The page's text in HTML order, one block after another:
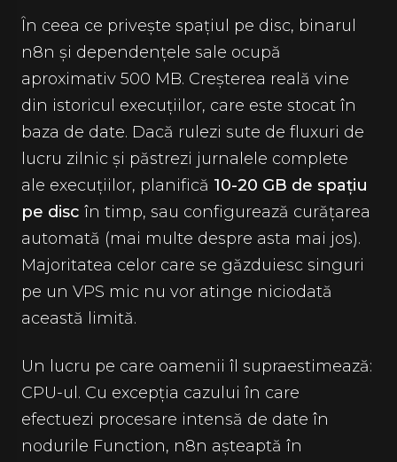
În ceea ce privește spațiul pe disc, binarul
n8n și dependențele sale ocupă
aproximativ 500 MB. Creșterea reală vine
din istoricul execuțiilor, care este stocat în
baza de date. Dacă rulezi sute de fluxuri de
lucru zilnic și păstrezi jurnalele complete
ale execuțiilor, planifică 10-20 GB de spațiu
pe disc în timp, sau configurează curățarea
automată (mai multe despre asta mai jos).
Majoritatea celor care se găzduiesc singuri
pe un VPS mic nu vor atinge niciodată
această limită.
Un lucru pe care oamenii îl supraestimează:
CPU-ul. Cu excepția cazului în care
efectuezi procesare intensă de date în
nodurile Function, n8n așteaptă în